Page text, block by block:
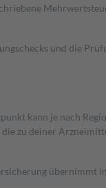
und die
kann je nach
zu deiner
übernimmt